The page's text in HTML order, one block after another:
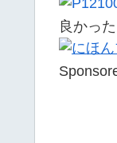
良かっ